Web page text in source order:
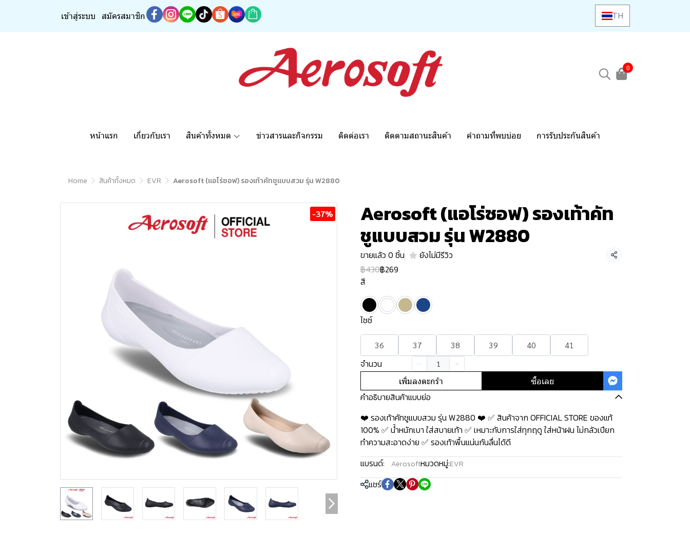
เข้าสู่ระบบ สมัครสมาชิก TH
0
หน้าแรก เกี่ยวกับเรา สินค้าทั้งหมด ข่าวสารและกิจกรรม ติดต่อเรา ติดตามสถานะสินค้า คำถามที่พบบ่อย การรับประกันสินค้า
Home สินค้าทั้งหมด EVR Aerosoft (แอโร่ซอฟ) รองเท้าคัทชูแบบสวม รุ่น W2880
-37% Aerosoft (แอโร่ซอฟ) รองเท้าคัท
ชูแบบสวม รุ่น W2880
ขายแล้ว 0 ชิ้น ยังไม่มีรีวิว แชร์
฿430฿269
สี
ไซซ์
36 37 38 39 40 41
จำนวน
เพิ่มลงตะกร้า ซื้อเลย
คำอธิบายสินค้าแบบย่อ
❤️ รองเท้าคัทชูแบบสวม รุ่น W2880 ❤️ ✅ สินค้าจาก OFFICIAL STORE ของแท้
100% ✅ น้ำหนักเบา ใส่สบายเท้า ✅ เหมาะกับการใส่ทุกฤดู ใส่หน้าฝน ไม่กลัวเปียก
ทำความสะอาดง่าย ✅ รองเท้าพื้นแน่นกันลื่นได้ดี
แบรนด์:
Aerosoftหมวดหมู่:EVR
แชร์